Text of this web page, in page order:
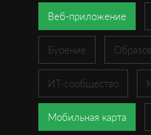
Веб-приложение
Бурение
ИТ-сообщество
Мобильная карта